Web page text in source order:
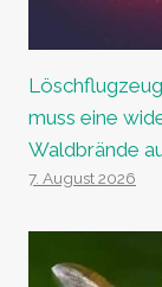
muss eine
Waldbrände
7. August 2026